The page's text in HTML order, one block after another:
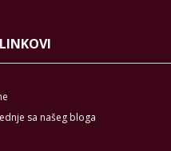
sa našeg bloga